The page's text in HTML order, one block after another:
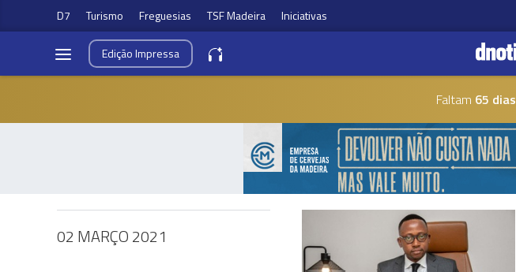
D7 Turismo Freguesias TSF Madeira Iniciativas
EdiçãoImpressa
Faltam 65 dias
02 MARÇO 2021